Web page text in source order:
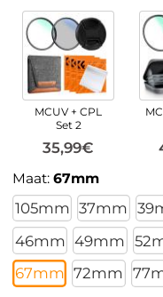
MCUV + CPL
Set 2
35,99€
Maat:67mm
105mm 37mm
46mm 49mm
67mm 72mm